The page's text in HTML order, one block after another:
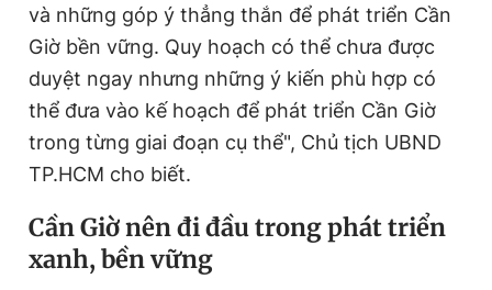
và những góp ý thẳng thắn để phát triển Cần
Giờ bền vững. Quy hoạch có thể chưa được
duyệt ngay nhưng những ý kiến phù hợp có
thể đưa vào kế hoạch để phát triển Cần Giờ
trong từng giai đoạn cụ thể", Chủ tịch UBND
TP.HCM cho biết.
Cần Giờ nên đi đầu trong phát triển
xanh, bền vững